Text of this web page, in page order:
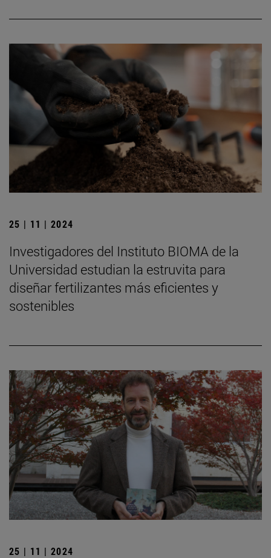
25 | 11 | 2024
Investigadores del Instituto BIOMA de la
Universidad estudian la estruvita para
diseñar fertilizantes más eficientes y
sostenibles
25 | 11 | 2024